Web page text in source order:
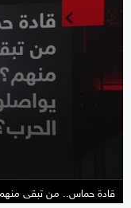
قادة حماس.. من تبقى